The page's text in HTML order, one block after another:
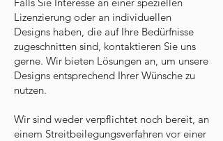
Lizenzierung oder an individuellen
Designs haben, die auf Ihre Bedürfnisse
zugeschnitten sind, kontaktieren Sie uns
gerne. Wir bieten Lösungen an, um unsere
Designs entsprechend Ihrer Wünsche zu
nutzen.
Wir sind weder verpflichtet noch bereit, an
einem Streitbeilegungsverfahren vor einer